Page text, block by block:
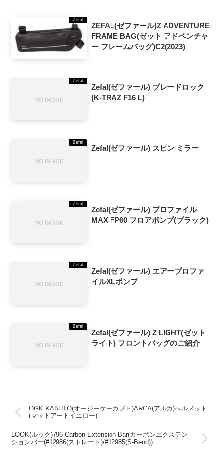
Zefal
ZEFAL(ゼファール)Z ADVENTURE
FRAME BAG(ゼット アドベンチャ
ー フレームバッグ)C2(2023)
Zefal
Zefal(ゼファール) ブレードロック
(K-TRAZ F16 L)
Zefal
Zefal(ゼファール) スピン ミラー
Zefal
Zefal(ゼファール) プロファイル
MAX FP60 フロアポンプ(ブラック)
Zefal
Zefal(ゼファール) エアープロファ
イルXLポンプ
Zefal
Zefal(ゼファール) Z LIGHT(ゼット
ライト) フロントバッグのご紹介
OGK KABUTO(オージーケーカブト)ARCA(アルカ)へルメット
(マットアートイエロー)
LOOK(ルック)796 Carbon Extension Bar(カーボンエクステン
ションバー(#12986(ストレート)/#12985(S-Bend))